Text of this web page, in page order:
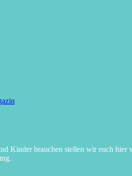
Kinder brauchen stellen wir euch